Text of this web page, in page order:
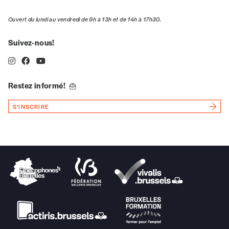
Quantité
AJOUTER
Édition numérique
AJOUTER
Offre découverte
Vous souhaitez découvrir Imag? Nous vous
Ouvert du lundi au vendredi de 9h à 13h et de 14h à 17h30.
Suivez-nous!
Restez informé!
S'INSCRIRE